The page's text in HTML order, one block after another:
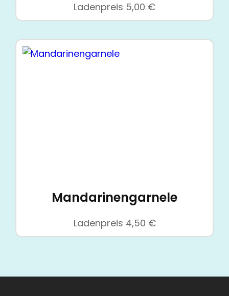
Ladenpreis 5,00 €
Mandarinengarnele
Ladenpreis 4,50 €